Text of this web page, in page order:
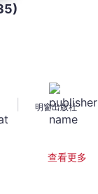
明窗出版社
查看更多